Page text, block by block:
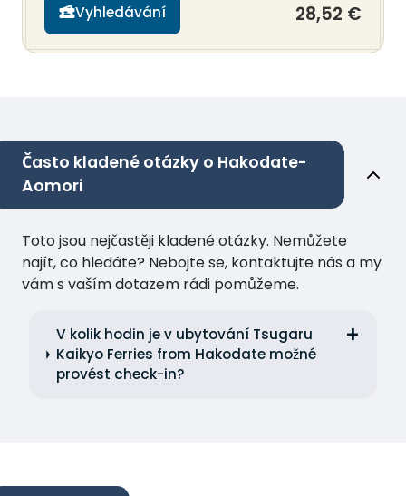
Vyhledávání 28,52 €
Často kladené otázky o Hakodate-
Aomori
Toto jsou nejčastěji kladené otázky. Nemůžete
najít, co hledáte? Nebojte se, kontaktujte nás a my
vám s vaším dotazem rádi pomůžeme.
V kolik hodin je v ubytování Tsugaru
Kaikyo Ferries from Hakodate možné
provést check-in?